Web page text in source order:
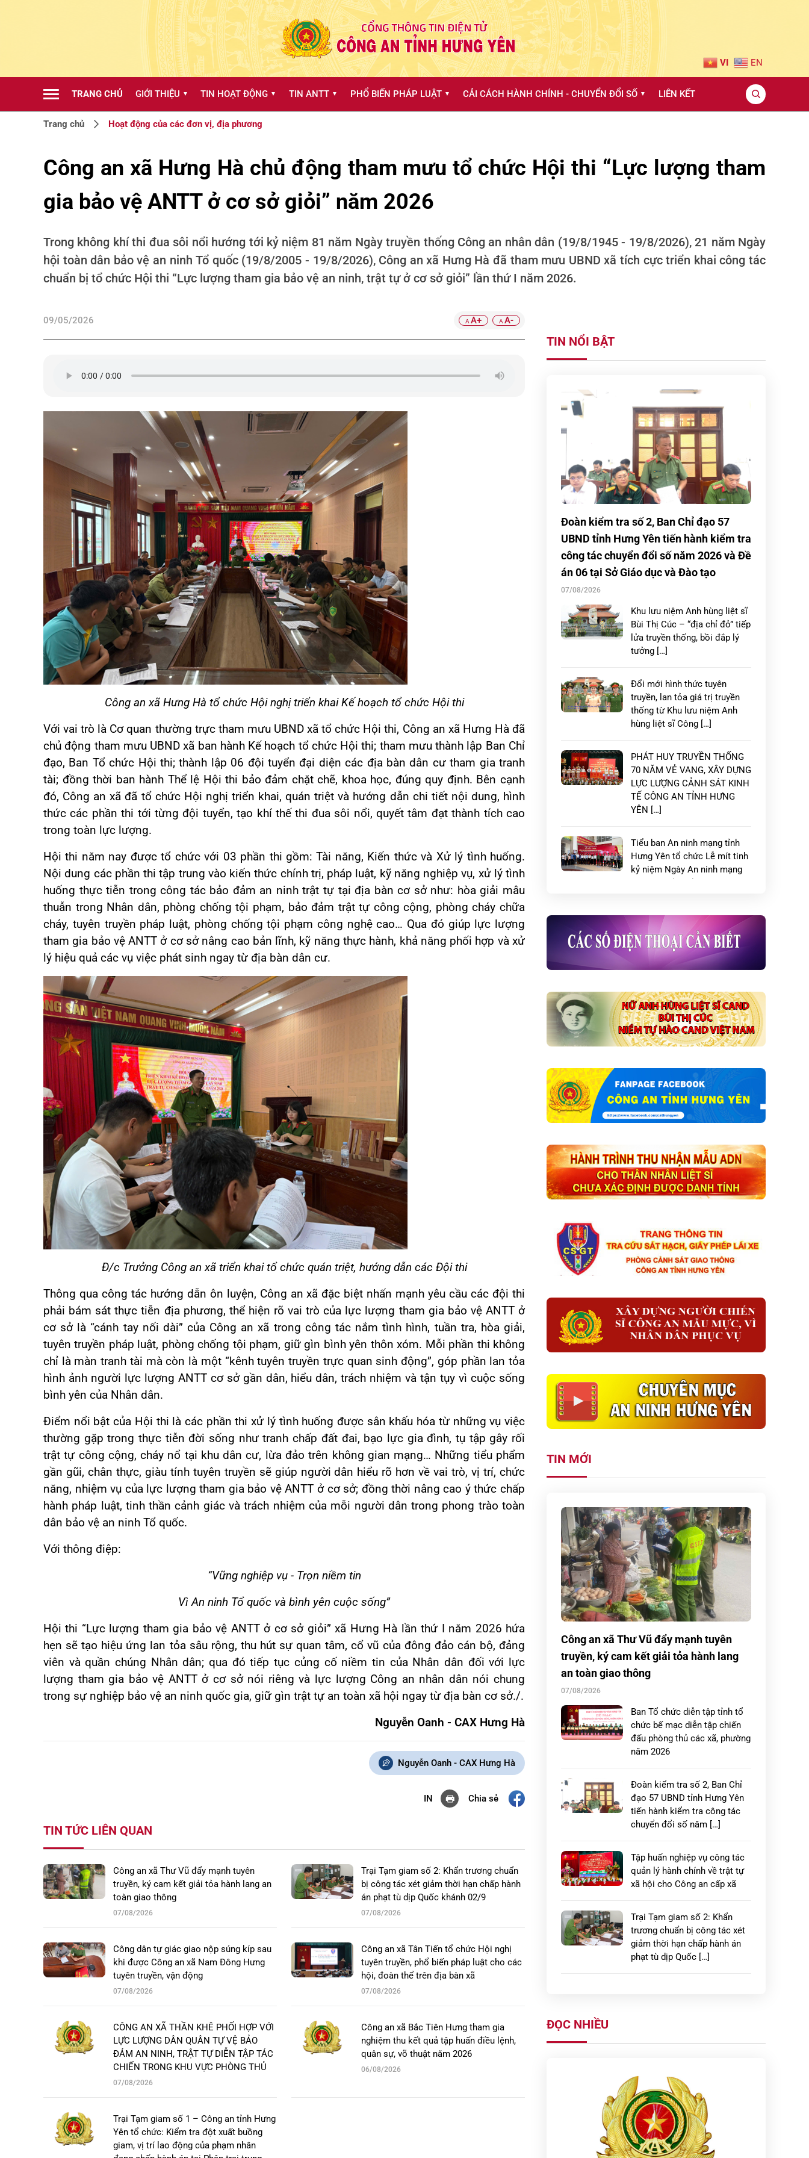
VI EN
TRANG CHỦ GIỚI THIỆU ▼ TIN HOẠT ĐỘNG ▼ TIN ANTT ▼ PHỔ BIẾN PHÁP LUẬT ▼ CẢI CÁCH HÀNH CHÍNH - CHUYỂN ĐỔI SỐ ▼ LIÊN KẾT
Trang chủ Hoạt động của các đơn vị, địa phương
Công an xã Hưng Hà chủ động tham mưu tổ chức Hội thi “Lực lượng tham
gia bảo vệ ANTT ở cơ sở giỏi” năm 2026
Trong không khí thi đua sôi nổi hướng tới kỷ niệm 81 năm Ngày truyền thống Công an nhân dân (19/8/1945 - 19/8/2026), 21 năm Ngày
hội toàn dân bảo vệ an ninh Tổ quốc (19/8/2005 - 19/8/2026), Công an xã Hưng Hà đã tham mưu UBND xã tích cực triển khai công tác
chuẩn bị tổ chức Hội thi “Lực lượng tham gia bảo vệ an ninh, trật tự ở cơ sở giỏi” lần thứ I năm 2026.
09/05/2026 A A+ A A-
Công an xã Hưng Hà tổ chức Hội nghị triển khai Kế hoạch tổ chức Hội thi
Với vai trò là Cơ quan thường trực tham mưu UBND xã tổ chức Hội thi, Công an xã Hưng Hà đã
chủ động tham mưu UBND xã ban hành Kế hoạch tổ chức Hội thi; tham mưu thành lập Ban Chỉ
đạo, Ban Tổ chức Hội thi; thành lập 06 đội tuyển đại diện các địa bàn dân cư tham gia tranh
tài; đồng thời ban hành Thể lệ Hội thi bảo đảm chặt chẽ, khoa học, đúng quy định. Bên cạnh
đó, Công an xã đã tổ chức Hội nghị triển khai, quán triệt và hướng dẫn chi tiết nội dung, hình
thức các phần thi tới từng đội tuyển, tạo khí thế thi đua sôi nổi, quyết tâm đạt thành tích cao
trong toàn lực lượng.
Hội thi năm nay được tổ chức với 03 phần thi gồm: Tài năng, Kiến thức và Xử lý tình huống.
Nội dung các phần thi tập trung vào kiến thức chính trị, pháp luật, kỹ năng nghiệp vụ, xử lý tình
huống thực tiễn trong công tác bảo đảm an ninh trật tự tại địa bàn cơ sở như: hòa giải mâu
thuẫn trong Nhân dân, phòng chống tội phạm, bảo đảm trật tự công cộng, phòng cháy chữa
cháy, tuyên truyền pháp luật, phòng chống tội phạm công nghệ cao… Qua đó giúp lực lượng
tham gia bảo vệ ANTT ở cơ sở nâng cao bản lĩnh, kỹ năng thực hành, khả năng phối hợp và xử
lý hiệu quả các vụ việc phát sinh ngay từ địa bàn dân cư.
Đ/c Trưởng Công an xã triển khai tổ chức quán triệt, hướng dẫn các Đội thi
Thông qua công tác hướng dẫn ôn luyện, Công an xã đặc biệt nhấn mạnh yêu cầu các đội thi
phải bám sát thực tiễn địa phương, thể hiện rõ vai trò của lực lượng tham gia bảo vệ ANTT ở
cơ sở là “cánh tay nối dài” của Công an xã trong công tác nắm tình hình, tuần tra, hòa giải,
tuyên truyền pháp luật, phòng chống tội phạm, giữ gìn bình yên thôn xóm. Mỗi phần thi không
chỉ là màn tranh tài mà còn là một “kênh tuyên truyền trực quan sinh động”, góp phần lan tỏa
hình ảnh người lực lượng ANTT cơ sở gần dân, hiểu dân, trách nhiệm và tận tụy vì cuộc sống
bình yên của Nhân dân.
Điểm nổi bật của Hội thi là các phần thi xử lý tình huống được sân khấu hóa từ những vụ việc
thường gặp trong thực tiễn đời sống như tranh chấp đất đai, bạo lực gia đình, tụ tập gây rối
trật tự công cộng, cháy nổ tại khu dân cư, lừa đảo trên không gian mạng… Những tiểu phẩm
gần gũi, chân thực, giàu tính tuyên truyền sẽ giúp người dân hiểu rõ hơn về vai trò, vị trí, chức
năng, nhiệm vụ của lực lượng tham gia bảo vệ ANTT ở cơ sở; đồng thời nâng cao ý thức chấp
hành pháp luật, tinh thần cảnh giác và trách nhiệm của mỗi người dân trong phong trào toàn
dân bảo vệ an ninh Tổ quốc.
Với thông điệp:
“Vững nghiệp vụ - Trọn niềm tin
Vì An ninh Tổ quốc và bình yên cuộc sống”
Hội thi “Lực lượng tham gia bảo vệ ANTT ở cơ sở giỏi” xã Hưng Hà lần thứ I năm 2026 hứa
hẹn sẽ tạo hiệu ứng lan tỏa sâu rộng, thu hút sự quan tâm, cổ vũ của đông đảo cán bộ, đảng
viên và quần chúng Nhân dân; qua đó tiếp tục củng cố niềm tin của Nhân dân đối với lực
lượng tham gia bảo vệ ANTT ở cơ sở nói riêng và lực lượng Công an nhân dân nói chung
trong sự nghiệp bảo vệ an ninh quốc gia, giữ gìn trật tự an toàn xã hội ngay từ địa bàn cơ sở./.
Nguyễn Oanh - CAX Hưng Hà
Nguyễn Oanh - CAX Hưng Hà
IN Chia sẻ
TIN TỨC LIÊN QUAN
Công an xã Thư Vũ đẩy mạnh tuyên
truyền, ký cam kết giải tỏa hành lang an
toàn giao thông
07/08/2026
Trại Tạm giam số 2: Khẩn trương chuẩn
bị công tác xét giảm thời hạn chấp hành
án phạt tù dịp Quốc khánh 02/9
07/08/2026
Công dân tự giác giao nộp súng kíp sau
khi được Công an xã Nam Đông Hưng
tuyên truyền, vận động
07/08/2026
Công an xã Tân Tiến tổ chức Hội nghị
tuyên truyền, phổ biến pháp luật cho các
hội, đoàn thể trên địa bàn xã
07/08/2026
CÔNG AN XÃ THẦN KHÊ PHỐI HỢP VỚI
LỰC LƯỢNG DÂN QUÂN TỰ VỆ BẢO
ĐẢM AN NINH, TRẬT TỰ DIỄN TẬP TÁC
CHIẾN TRONG KHU VỰC PHÒNG THỦ
07/08/2026
Công an xã Bắc Tiên Hưng tham gia
nghiệm thu kết quả tập huấn điều lệnh,
quân sự, võ thuật năm 2026
06/08/2026
Trại Tạm giam số 1 – Công an tỉnh Hưng
Yên tổ chức: Kiểm tra đột xuất buồng
giam, vị trí lao động của phạm nhân
TIN NỔI BẬT
Đoàn kiểm tra số 2, Ban Chỉ đạo 57
UBND tỉnh Hưng Yên tiến hành kiểm tra
công tác chuyển đổi số năm 2026 và Đề
án 06 tại Sở Giáo dục và Đào tạo
07/08/2026
Khu lưu niệm Anh hùng liệt sĩ
Bùi Thị Cúc – “địa chỉ đỏ” tiếp
lửa truyền thống, bồi đắp lý
tưởng […]
Đổi mới hình thức tuyên
truyền, lan tỏa giá trị truyền
thống từ Khu lưu niệm Anh
hùng liệt sĩ Công […]
PHÁT HUY TRUYỀN THỐNG
70 NĂM VẺ VANG, XÂY DỰNG
LỰC LƯỢNG CẢNH SÁT KINH
TẾ CÔNG AN TỈNH HƯNG
YÊN […]
Tiểu ban An ninh mạng tỉnh
Hưng Yên tổ chức Lễ mít tinh
kỷ niệm Ngày An ninh mạng
Việt Nam (06/8)
TIN MỚI
Công an xã Thư Vũ đẩy mạnh tuyên
truyền, ký cam kết giải tỏa hành lang
an toàn giao thông
07/08/2026
Ban Tổ chức diễn tập tỉnh tổ
chức bế mạc diễn tập chiến
đấu phòng thủ các xã, phường
năm 2026
Đoàn kiểm tra số 2, Ban Chỉ
đạo 57 UBND tỉnh Hưng Yên
tiến hành kiểm tra công tác
chuyển đổi số năm […]
Tập huấn nghiệp vụ công tác
quản lý hành chính về trật tự
xã hội cho Công an cấp xã
Trại Tạm giam số 2: Khẩn
trương chuẩn bị công tác xét
giảm thời hạn chấp hành án
phạt tù dịp Quốc […]
HIẾN GIÚP ĐỠ, ĐƯA CHÁU BÉ
ĐI LẠC TRỞ VỀ TRONG VÒNG
TAY […]
Công an tỉnh Hưng Yên: Quyết
liệt triển khai cao điểm 45
ĐỌC NHIỀU